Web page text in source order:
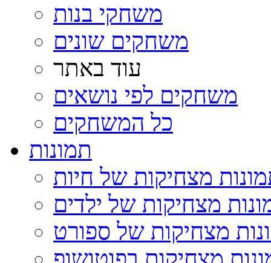
משחקי בנות
משחקים שונים
עוד באתר
משחקים לפי נושאים
כל המשחקים
תמונות
מצחיקות של חיות
מצחיקות של ילדים
מצחיקות של ספורט